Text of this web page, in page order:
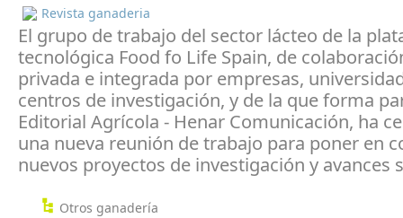
Revista ganaderia
El grupo de trabajo del sector lácteo de la
tecnológica Food fo Life Spain, de
privada e integrada por empresas,
centros de investigación, y de la que forma
Editorial Agrícola - Henar Comunicación, ha
una nueva reunión de trabajo para poner en
nuevos proyectos de investigación y avances
Otros ganadería